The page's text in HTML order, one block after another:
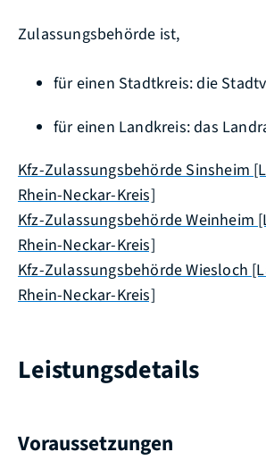
Zulassungsbehörde ist,
für einen Stadtkreis: die
für einen Landkreis: das
Kfz-Zulassungsbehörde Sinsheim
Rhein-Neckar-Kreis]
Kfz-Zulassungsbehörde Weinheim
Rhein-Neckar-Kreis]
Kfz-Zulassungsbehörde Wiesloch
Rhein-Neckar-Kreis]
Leistungsdetails
Voraussetzungen